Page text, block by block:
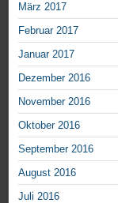
März 2017
Februar 2017
Januar 2017
Dezember 2016
November 2016
Oktober 2016
September 2016
August 2016
Juli 2016